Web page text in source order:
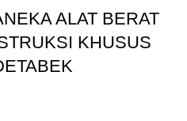
ALAT BERAT
KHUSUS